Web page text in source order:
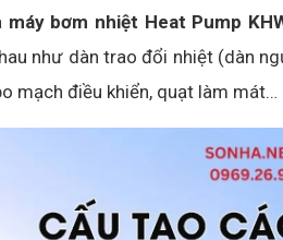
máy bơm nhiệt Heat Pump
như dàn trao đổi nhiệt (dàn
mạch điều khiển, quạt làm mát…